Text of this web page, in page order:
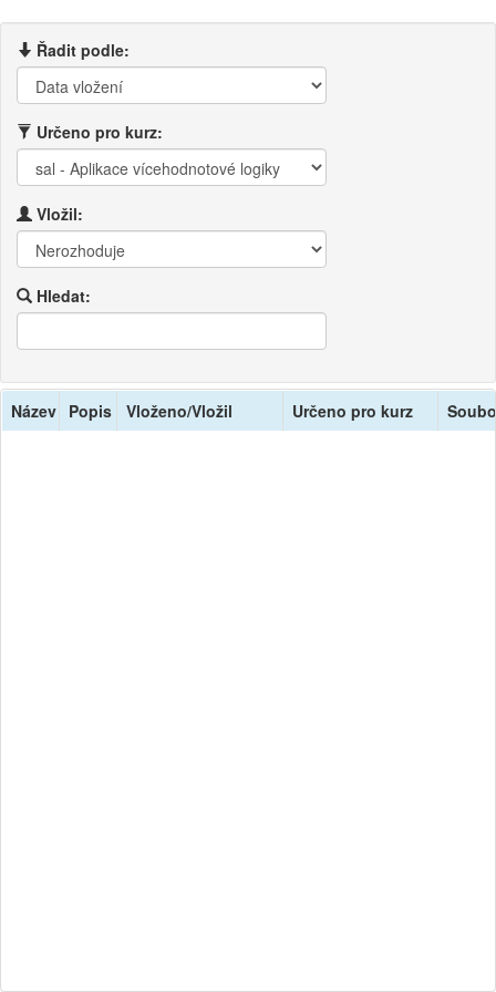
Řadit podle:
Určeno pro kurz:
Vložil:
Hledat:
Název Popis Vloženo/Vložil Určeno pro kurz